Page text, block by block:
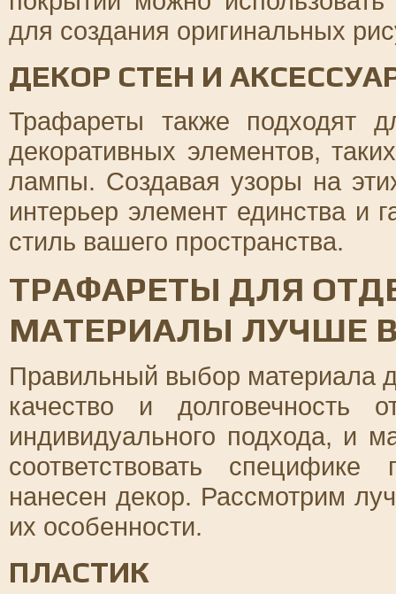
для создания оригинальных
ДЕКОР СТЕН И
Трафареты также подходят
декоративных элементов,
лампы. Создавая узоры на
интерьер элемент единства и
стиль вашего пространства.
ТРАФАРЕТЫ ДЛЯ
МАТЕРИАЛЫ ЛУЧШЕ
Правильный выбор материала
качество и долговечность
индивидуального подхода, и
соответствовать
нанесен декор. Рассмотрим
их особенности.
ПЛАСТИК